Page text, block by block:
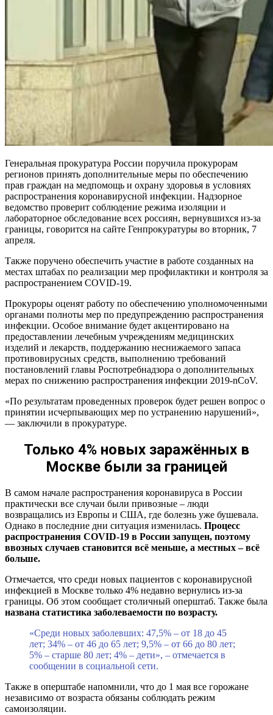
Генеральная прокуратура России поручила прокурорам
регионов принять дополнительные меры по обеспечению
прав граждан на медпомощь и охрану здоровья в условиях
распространения коронавирусной инфекции. Надзорное
ведомство проверит соблюдение режима изоляции и
лабораторное обследование всех россиян, вернувшихся из-за
границы, говорится на сайте Генпрокуратуры во вторник, 7
апреля.
Также поручено обеспечить участие в работе созданных на
местах штабах по реализации мер профилактики и контроля за
распространением COVID-19.
Прокуроры оценят работу по обеспечению уполномоченными
органами полноты мер по предупреждению распространения
инфекции. Особое внимание будет акцентировано на
предоставлении лечебным учреждениям медицинских
изделий и лекарств, поддержанию неснижаемого запаса
противовирусных средств, выполнению требований
постановлений главы Роспотребнадзора о дополнительных
мерах по снижению распространения инфекции 2019-nCoV.
«По результатам проведенных проверок будет решен вопрос о
принятии исчерпывающих мер по устранению нарушений»,
— заключили в прокуратуре.
Только 4% новых заражённых в
Москве были за границей
В самом начале распространения коронавируса в России
практически все случаи были привозные – люди
возвращались из Европы и США, где болезнь уже бушевала.
Однако в последние дни ситуация изменилась. Процесс
распространения COVID-19 в России запущен, поэтому
ввозных случаев становится всё меньше, а местных – всё
больше.
Отмечается, что среди новых пациентов с коронавирусной
инфекцией в Москве только 4% недавно вернулись из-за
границы. Об этом сообщает столичный оперштаб. Также была
названа статистика заболеваемости по возрасту.
«Среди новых заболевших: 47,5% – от 18 до 45
лет; 34% – от 46 до 65 лет; 9,5% – от 66 до 80 лет;
5% – старше 80 лет; 4% – дети», – отмечается в
сообщении в социальной сети.
Также в оперштабе напомнили, что до 1 мая все горожане
независимо от возраста обязаны соблюдать режим
самоизоляции.